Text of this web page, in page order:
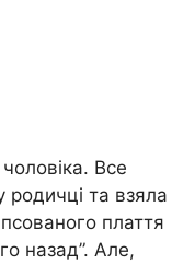
Все
родичці та взяла
плаття
назад”. Але,